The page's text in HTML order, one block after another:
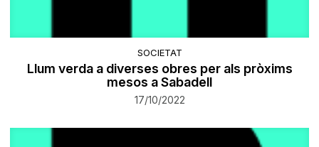
SOCIETAT
Llum verda a diverses obres per als pròxims
mesos a Sabadell
17/10/2022